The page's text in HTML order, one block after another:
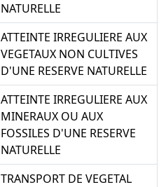
NATURELLE
ATTEINTE IRREGULIERE AUX
VEGETAUX NON CULTIVES
D'UNE RESERVE NATURELLE
ATTEINTE IRREGULIERE AUX
MINERAUX OU AUX
FOSSILES D'UNE RESERVE
NATURELLE
TRANSPORT DE VEGETAL